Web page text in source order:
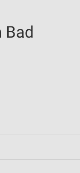
Bad